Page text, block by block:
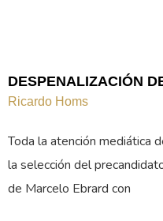
DESPENALIZACIÓN
Ricardo Homs
Toda la atención mediática
la selección del
de Marcelo Ebrard con